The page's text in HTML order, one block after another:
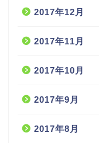
2017年12月
2017年11月
2017年10月
2017年9月
2017年8月